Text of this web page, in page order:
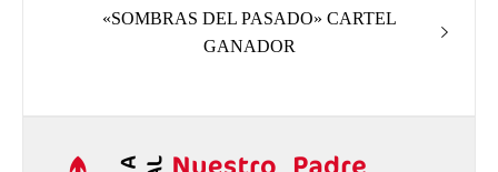
Entrada
«SOMBRAS DEL PASADO» CARTEL
GANADOR